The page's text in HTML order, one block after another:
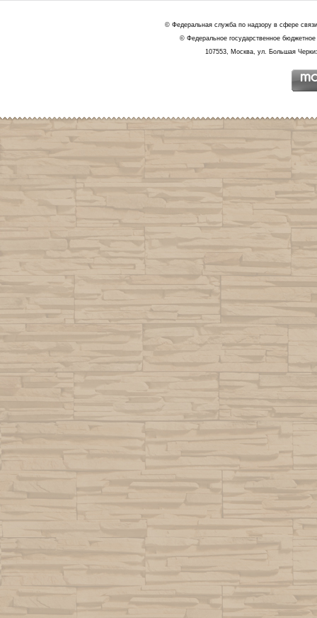
© Федеральная служба по надзору в сфере
© Федеральное государственное
107553, Москва, ул. Большая